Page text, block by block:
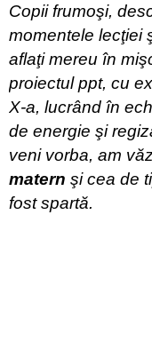
Copii frumoşi,
momentele lecţiei
aflaţi mereu în
proiectul ppt, cu
X-a, lucrând în
de energie şi
veni vorba, am
matern şi cea de
fost spartă.